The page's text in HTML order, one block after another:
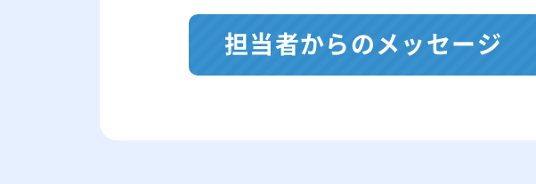
担当者からのメッセージ